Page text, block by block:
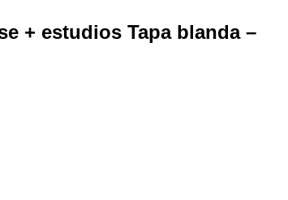
+ estudios Tapa blanda –